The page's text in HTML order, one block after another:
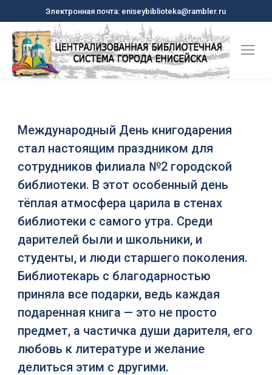
Электронная почта: eniseybiblioteka@rambler.ru
Международный День книгодарения
стал настоящим праздником для
сотрудников филиала №2 городской
библиотеки. В этот особенный день
тёплая атмосфера царила в стенах
библиотеки с самого утра. Среди
дарителей были и школьники, и
студенты, и люди старшего поколения.
Библиотекарь с благодарностью
приняла все подарки, ведь каждая
подаренная книга — это не просто
предмет, а частичка души дарителя, его
любовь к литературе и желание
делиться этим с другими.